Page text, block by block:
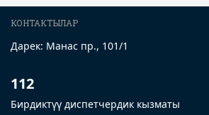
КОНТАКТЫЛАР
Дарек: Манас пр., 101/1
112
Бирдиктүү диспетчердик кызматы